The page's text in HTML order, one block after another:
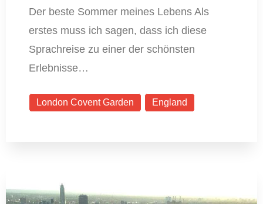
Der beste Sommer meines Lebens Als
erstes muss ich sagen, dass ich diese
Sprachreise zu einer der schönsten
Erlebnisse…
London Covent Garden England